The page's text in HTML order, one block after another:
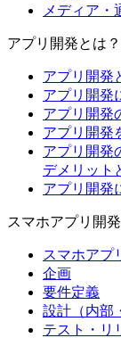
メディア・
アプリ開発とは？
アプリ開発
アプリ開発
アプリ開発
アプリ開発
アプリ開発
デメリット
アプリ開発
スマホアプリ開
スマホアプ
企画
要件定義
設計（内部
テスト・リ